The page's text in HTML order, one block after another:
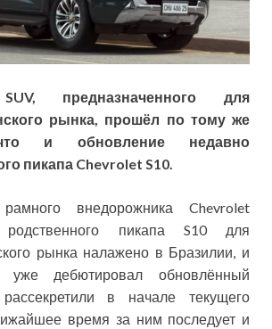
предназначенного для
рынка, прошёл по тому же
и обновление недавно
пикапа Chevrolet S10.
рамного внедорожника Chevrolet
пикапа S10 для
рынка налажено в Бразилии, и
уже дебютировал обновлённый
в начале текущего
время за ним последует и